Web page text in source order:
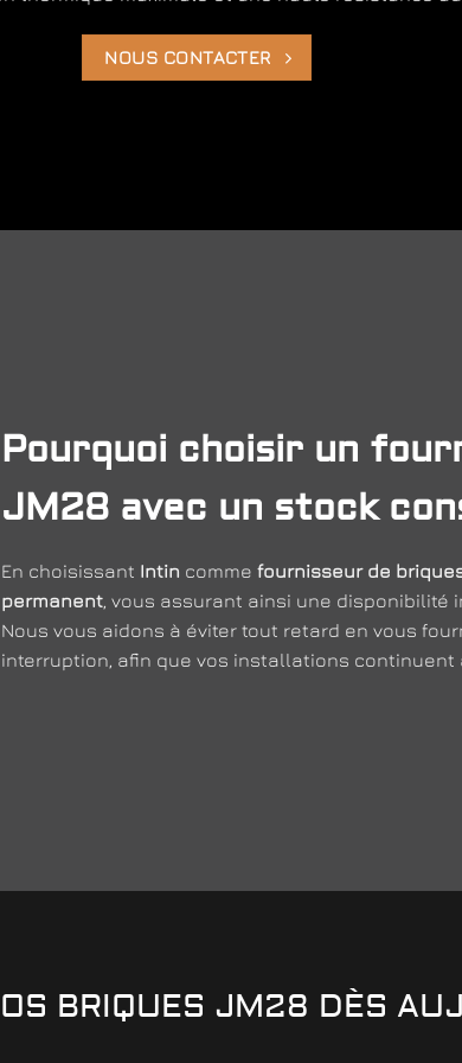
NOUS CONTACTER
Pourquoi choisir un
JM28 avec un stock
En choisissant Intin comme fournisseur de
permanent , vous assurant ainsi une disponibilité
Nous vous aidons à éviter tout retard en vous
interruption, afin que vos installations continuent
BRIQUES JM28 DÈS